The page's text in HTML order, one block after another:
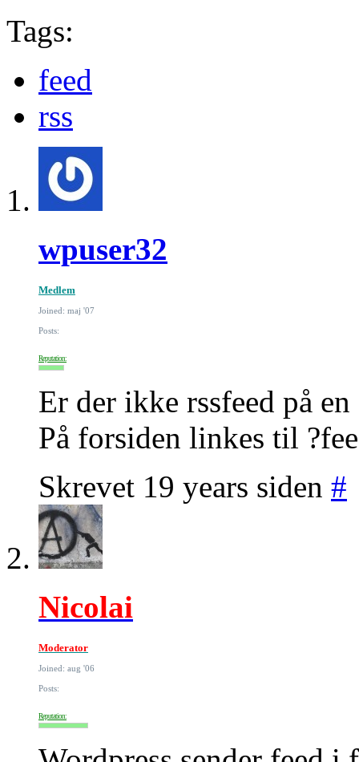
Tags:
feed
rss
wpuser32
Medlem
Joined: maj '07
Posts:
Reputation:
Er der ikke rssfeed på
På forsiden linkes til
Skrevet 19 years siden #
Nicolai
Moderator
Joined: aug '06
Posts:
Reputation: